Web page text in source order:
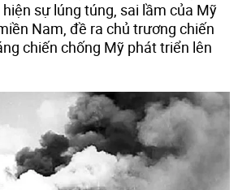
sự lúng túng, sai lầm của Mỹ
Nam, đề ra chủ trương chiến
chiến chống Mỹ phát triển lên